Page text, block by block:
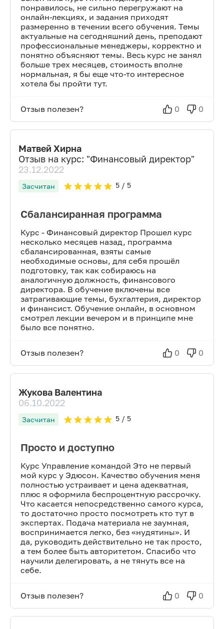
понравилось, не сильно перегружают на
онлайн-лекциях, и задания приходят
размеренно в течении всего обучения. Темы
актуальные на сегодняшний день, преподают
профессиональные менеджеры, корректно и
понятно объясняют темы. Весь курс не занял
больше трех месяцев, стоимость вполне
нормальная, я бы еще что-то интересное
хотела бы пройти тут.
Отзыв полезен? 0 0
Матвей Хирна
Отзыв на курс: "Финансовый директор"
23.12.2022
Засчитан 5/ 5
Сбалансиранная программа
Курс - Финансовый директор Прошел курс
несколько месяцев назад, программа
сбалансированная, взяты самые
необходимые основы, для себя прошёл
подготовку, так как собираюсь на
аналогичную должность, финансового
директора. В обучение включены все
затрагивающие темы, бухгалтерия, директор
и финансист. Обучение онлайн, в основном
смотрел лекции вечером и в принципе мне
было все понятно.
Отзыв полезен? 0 0
Жукова Валентина
06.10.2022
Засчитан 5/ 5
Просто и доступно
Курс Управление командой Это не первый
мой курс у Эдюсон. Качество обучения меня
полностью устраивает и цена адекватная,
плюс я оформила беспроцентную рассрочку.
Что касается непосредственно самого курса,
то достаточно просто посмотреть кто тут в
экспертах. Подача материала не заумная,
воспринимается легко, без «нудятины». И
да, руководить действительно не так просто,
а тем более быть авторитетом. Спасибо что
научили делегировать, а не тянуть все на
себе.
Отзыв полезен? 0 0